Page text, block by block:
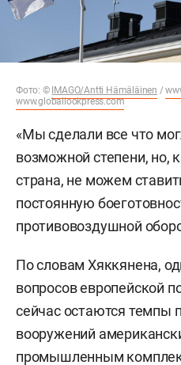
Фото: © IMAGO/Antti Hämäläinen /
www.globallookpress.com
«Мы сделали все что
возможной степени, но,
страна, не можем
постоянную
противовоздушной
По словам Хяккянена,
вопросов европейской
сейчас остаются темпы
вооружений
промышленным